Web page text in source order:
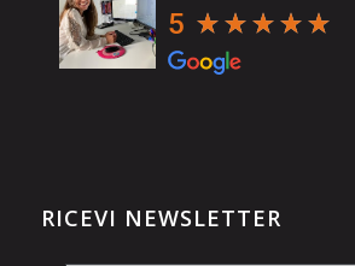
5
RICEVI NEWSLETTER